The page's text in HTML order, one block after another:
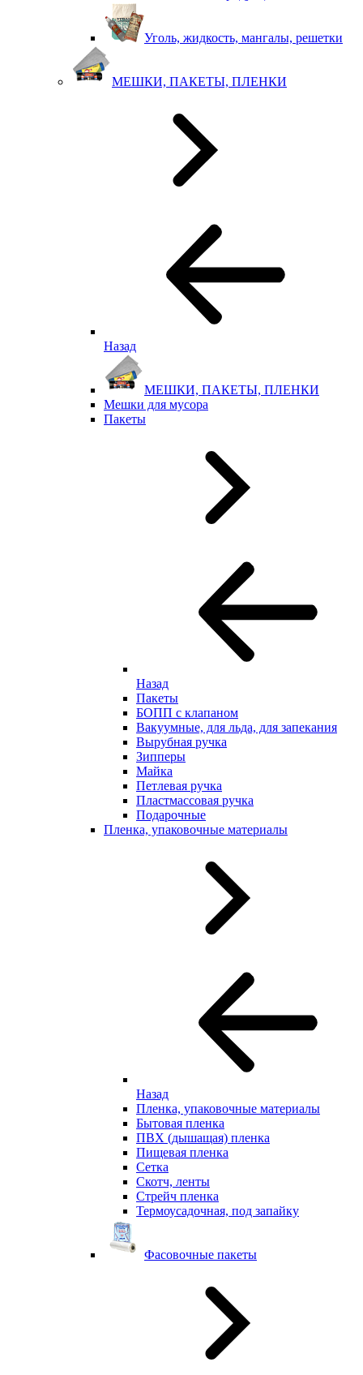
Уголь, жидкость, мангалы, решетки
МЕШКИ, ПАКЕТЫ, ПЛЕНКИ
Назад
МЕШКИ, ПАКЕТЫ, ПЛЕНКИ
Мешки для мусора
Пакеты
Назад
Пакеты
БОПП с клапаном
Вакуумные, для льда, для запекания
Вырубная ручка
Зипперы
Майка
Петлевая ручка
Пластмассовая ручка
Подарочные
Пленка, упаковочные материалы
Назад
Пленка, упаковочные материалы
Бытовая пленка
ПВХ (дышащая) пленка
Пищевая пленка
Сетка
Скотч, ленты
Стрейч пленка
Термоусадочная, под запайку
Фасовочные пакеты